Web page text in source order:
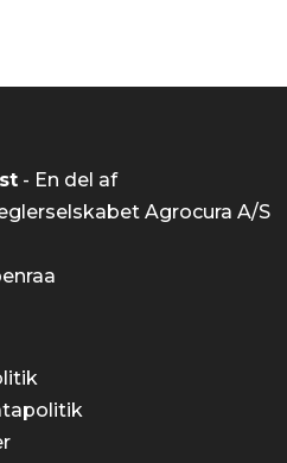
- En del af
Agrocura A/S